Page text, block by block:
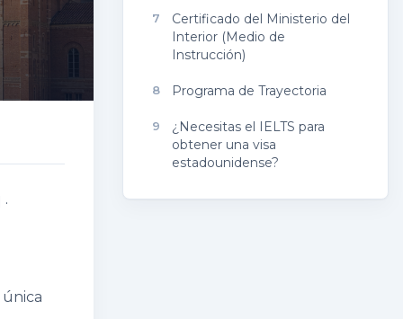
7
Certificado del Ministerio del
Interior (Medio de
Instrucción)
8 Programa de Trayectoria
9
¿Necesitas el IELTS para
obtener una visa
estadounidense?